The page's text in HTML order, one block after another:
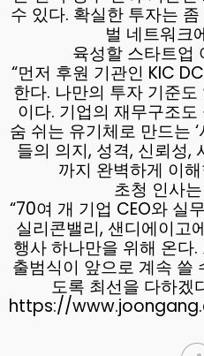
수 있다. 확실한 투자는
벌 네트워크
육성할 스타트업
“먼저 후원 기관인 KIC
한다. 나만의 투자 기준
이다. 기업의 재무구조
숨 쉬는 유기체로 만드는
들의 의지, 성격, 신뢰성,
까지 완벽하게 이
초청 인사
“70여 개 기업 CEO와 실
실리콘밸리, 샌디에이고
행사 하나만을 위해 온다
출범식이 앞으로 계속 쓸
도록 최선을 다하겠
https://